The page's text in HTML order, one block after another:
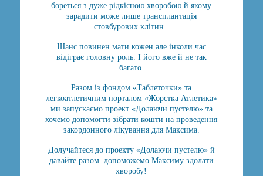
бореться з дуже рідкісною хворобою й якому
зарадити може лише трансплантація
стовбурових клітин.
Шанс повинен мати кожен але інколи час
відіграє головну роль. І його вже й не так
багато.
Разом із фондом «Таблеточки» та
легкоатлетичним порталом «Жорстка Атлетика»
ми запускаємо проект «Долаючи пустелю» та
хочемо допомогти зібрати кошти на проведення
закордонного лікування для Максима.
Долучайтеся до проекту «Долаючи пустелю» й
давайте разом допоможемо Максиму здолати
хворобу!